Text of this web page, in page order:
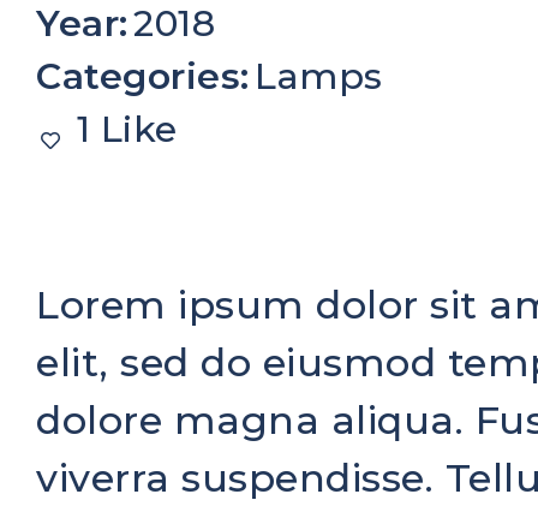
Year:2018
Categories: Lamps
1 Like
Lorem ipsum dolor sit
elit, sed do eiusmod
dolore magna aliqua.
viverra suspendisse.